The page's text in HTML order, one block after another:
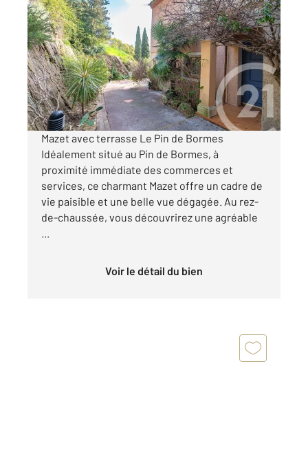
BORMES LES MIMOSAS 83
74,54 m2, 4 pièces
Ref : 1910
Maison à vendre
399 000 €
Visiter le site dédié
Mazet avec terrasse Le Pin de Bormes
Idéalement situé au Pin de Bormes, à
proximité immédiate des commerces et
services, ce charmant Mazet offre un cadre de
vie paisible et une belle vue dégagée. Au rez-
de-chaussée, vous découvrirez une agréable
Voir le détail du bien